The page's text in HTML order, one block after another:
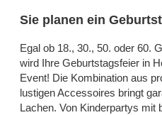
Sie planen ein
Egal ob 18., 30., 50. oder 60.
wird Ihre Geburtstagsfeier in
Event! Die Kombination aus
lustigen Accessoires bringt
Lachen. Von Kinderpartys mit